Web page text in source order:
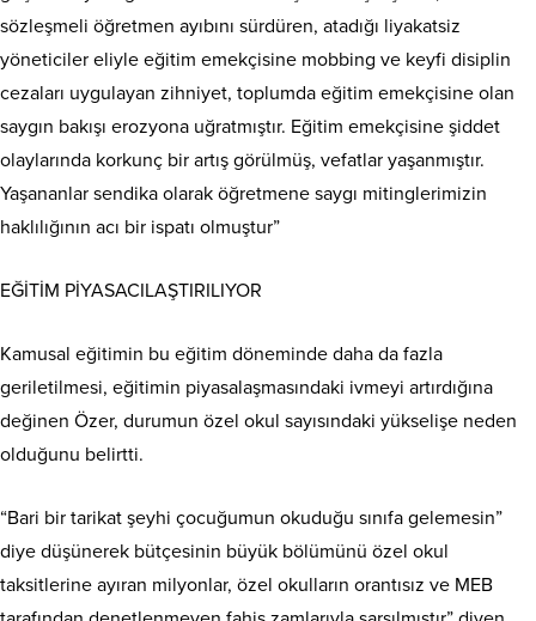
sözleşmeli öğretmen ayıbını sürdüren, atadığı liyakatsiz
yöneticiler eliyle eğitim emekçisine mobbing ve keyfi disiplin
cezaları uygulayan zihniyet, toplumda eğitim emekçisine olan
saygın bakışı erozyona uğratmıştır. Eğitim emekçisine şiddet
olaylarında korkunç bir artış görülmüş, vefatlar yaşanmıştır.
Yaşananlar sendika olarak öğretmene saygı mitinglerimizin
haklılığının acı bir ispatı olmuştur”
EĞİTİM PİYASACILAŞTIRILIYOR
Kamusal eğitimin bu eğitim döneminde daha da fazla
geriletilmesi, eğitimin piyasalaşmasındaki ivmeyi artırdığına
değinen Özer, durumun özel okul sayısındaki yükselişe neden
olduğunu belirtti.
“Bari bir tarikat şeyhi çocuğumun okuduğu sınıfa gelemesin”
diye düşünerek bütçesinin büyük bölümünü özel okul
taksitlerine ayıran milyonlar, özel okulların orantısız ve MEB